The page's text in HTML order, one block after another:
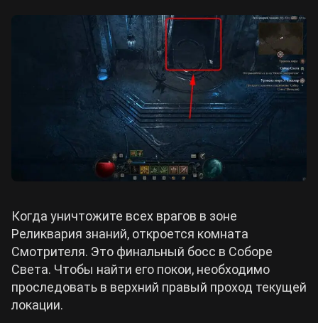
Когда уничтожите всех врагов в зоне
Реликвария знаний, откроется комната
Смотрителя. Это финальный босс в Соборе
Света. Чтобы найти его покои, необходимо
проследовать в верхний правый проход текущей
локации.